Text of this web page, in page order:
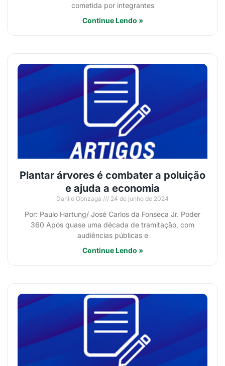
cometida por integrantes
Continue Lendo »
Plantar árvores é combater a poluição
e ajuda a economia
Danilo Gonzaga 24 de junho de 2024
Por: Paulo Hartung/ José Carlos da Fonseca Jr. Poder
360 Após quase uma década de tramitação, com
audiências públicas e
Continue Lendo »